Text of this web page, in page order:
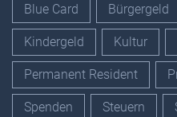
Blue Card Bürgergeld
Kindergeld Kultur
Permanent Resident
Spenden Steuern